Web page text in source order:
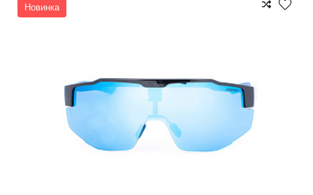
Новинка